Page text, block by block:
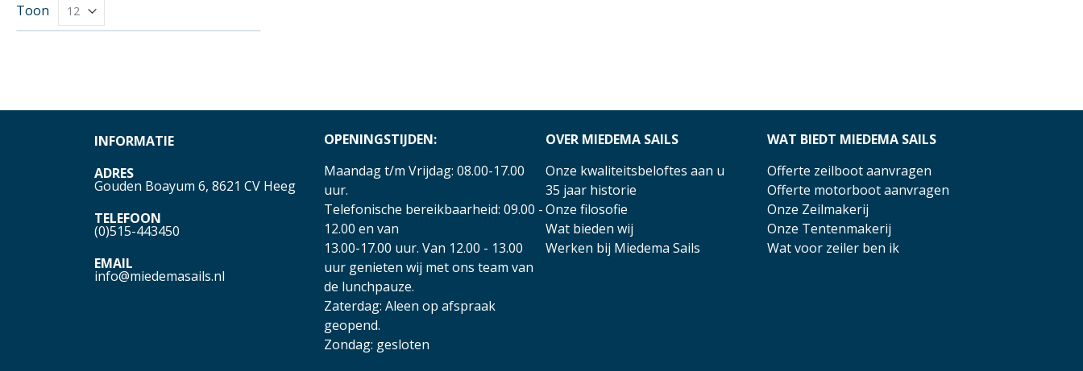
Toon
INFORMATIE
ADRES
Gouden Boayum 6, 8621 CV Heeg
TELEFOON
(0)515-443450
EMAIL
info@miedemasails.nl
OPENINGSTIJDEN:
Maandag t/m Vrijdag: 08.00-17.00
uur.
Telefonische bereikbaarheid: 09.00 -
12.00 en van
13.00-17.00 uur. Van 12.00 - 13.00
uur genieten wij met ons team van
de lunchpauze.
Zaterdag: Aleen op afspraak
geopend.
Zondag: gesloten
OVER MIEDEMA SAILS
Onze kwaliteitsbeloftes aan u
35 jaar historie
Onze filosofie
Wat bieden wij
Werken bij Miedema Sails
WAT BIEDT MIEDEMA SAILS
Offerte zeilboot aanvragen
Offerte motorboot aanvragen
Onze Zeilmakerij
Onze Tentenmakerij
Wat voor zeiler ben ik